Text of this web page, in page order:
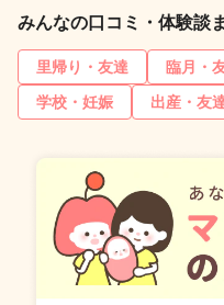
みんなの口コミ・体験談
里帰り・友達 臨月・
学校・妊娠
出産・友